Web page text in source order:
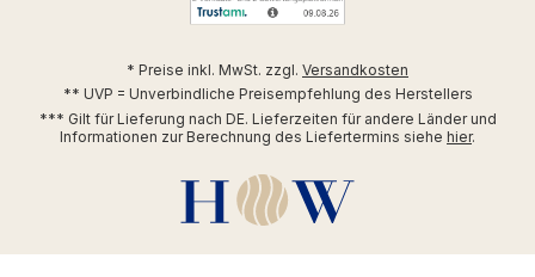
* Preise inkl. MwSt. zzgl. Versandkosten
** UVP = Unverbindliche Preisempfehlung des Herstellers
*** Gilt für Lieferung nach DE. Lieferzeiten für andere Länder und
Informationen zur Berechnung des Liefertermins siehe hier.